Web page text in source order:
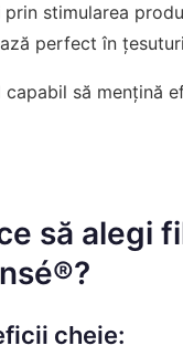
prin stimularea
perfect în
capabil să mențină
să alegi
cheie: